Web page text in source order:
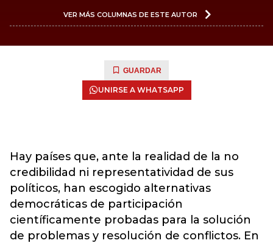
VER MÁS COLUMNAS DE ESTE AUTOR
GUARDAR
UNIRSE A WHATSAPP
Hay países que, ante la realidad de la no
credibilidad ni representatividad de sus
políticos, han escogido alternativas
democráticas de participación
científicamente probadas para la solución
de problemas y resolución de conflictos. En